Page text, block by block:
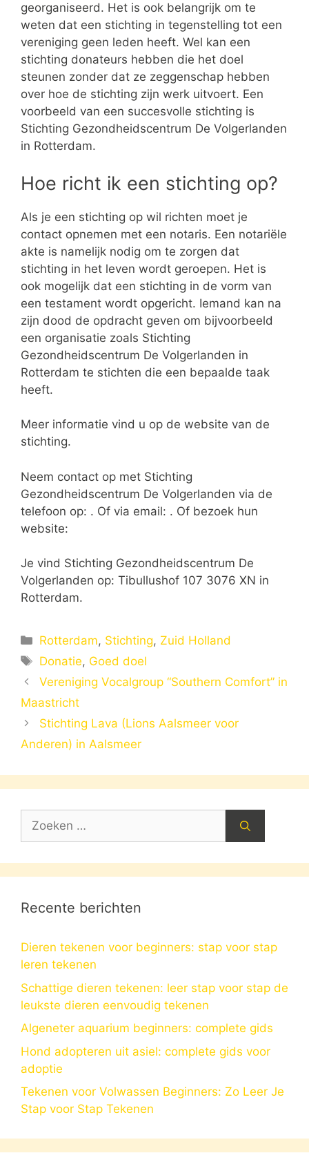
georganiseerd. Het is ook belangrijk om te
weten dat een stichting in tegenstelling tot een
vereniging geen leden heeft. Wel kan een
stichting donateurs hebben die het doel
steunen zonder dat ze zeggenschap hebben
over hoe de stichting zijn werk uitvoert. Een
voorbeeld van een succesvolle stichting is
Stichting Gezondheidscentrum De Volgerlanden
in Rotterdam.
Hoe richt ik een stichting op?
Als je een stichting op wil richten moet je
contact opnemen met een notaris. Een notariële
akte is namelijk nodig om te zorgen dat
stichting in het leven wordt geroepen. Het is
ook mogelijk dat een stichting in de vorm van
een testament wordt opgericht. Iemand kan na
zijn dood de opdracht geven om bijvoorbeeld
een organisatie zoals Stichting
Gezondheidscentrum De Volgerlanden in
Rotterdam te stichten die een bepaalde taak
heeft.
Meer informatie vind u op de website van de
stichting.
Neem contact op met Stichting
Gezondheidscentrum De Volgerlanden via de
telefoon op: . Of via email: . Of bezoek hun
website:
Je vind Stichting Gezondheidscentrum De
Volgerlanden op: Tibullushof 107 3076 XN in
Rotterdam.
Categorieën
Rotterdam, Stichting, Zuid Holland
Tags
Donatie, Goed doel
Vereniging Vocalgroup “Southern Comfort” in
Maastricht
Stichting Lava (Lions Aalsmeer voor
Anderen) in Aalsmeer
Zoek
Recente berichten
Dieren tekenen voor beginners: stap voor stap
leren tekenen
Schattige dieren tekenen: leer stap voor stap de
leukste dieren eenvoudig tekenen
Algeneter aquarium beginners: complete gids
Hond adopteren uit asiel: complete gids voor
adoptie
Tekenen voor Volwassen Beginners: Zo Leer Je
Stap voor Stap Tekenen